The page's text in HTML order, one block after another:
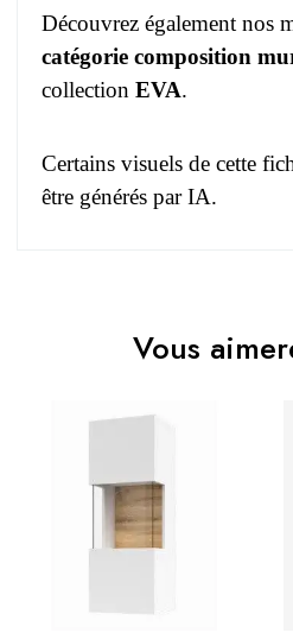
Découvrez également nos
catégorie composition
collection EVA.
Certains visuels de cette
être générés par IA.
Adulte
Collection
Coloris
Vous devez vous connecter
Vous